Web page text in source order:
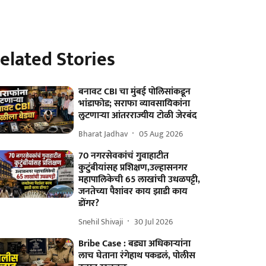
Stories
बनावट CBI चा मुंबई पोलिसांकडून
भांडाफोड; सराफा व्यावसायिकांना
लुटणाऱ्या आंतरराज्यीय टोळी जेरबंद
Bharat Jadhav 05 Aug 2026
70 नगरसेवकांचं गुवाहाटीत
कुटुंबीयांसह प्रशिक्षण,उल्हासनगर
महापालिकेची 65 लाखांची उधळपट्टी,
जनतेच्या पैशांवर काय झाडी काय
डोंगर?
Snehil Shivaji 30 Jul 2026
Bribe Case : बड्या अधिकाऱ्यांना
लाच घेताना रंगेहाथ पकडलं, पोलीस